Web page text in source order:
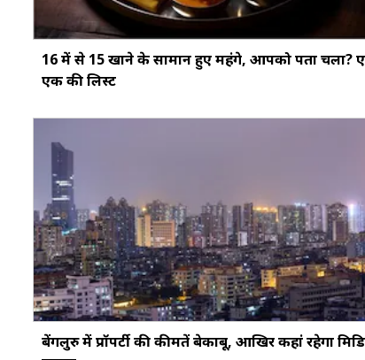
16 में से 15 खाने के सामान हुए महंगे, आपको पता चला?
एक की लिस्ट
बेंगलुरु में प्रॉपर्टी की कीमतें बेकाबू, आखिर कहां रहेगा